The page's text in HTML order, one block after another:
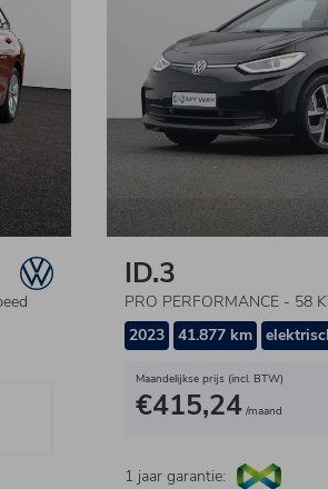
ID.3
PRO PERFORMANCE - 58
2023
41.877 km
Maandelijkse prijs (incl. BTW)
€415,24 /maand
1 jaar garantie: